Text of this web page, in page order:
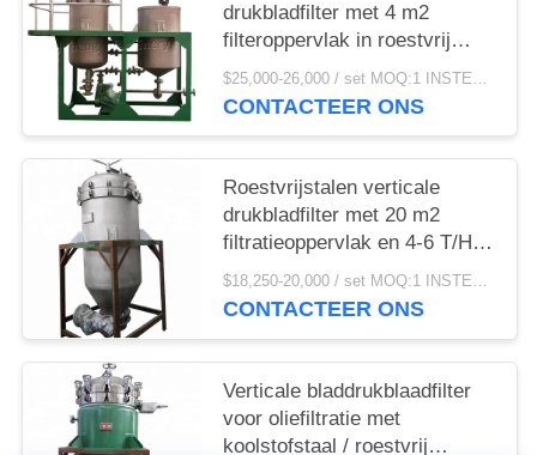
drukbladfilter met 4 m2
filteroppervlak in roestvrij
staal 304
CONTACTEER ONS
Roestvrijstalen verticale
drukbladfilter met 20 m2
filtratieoppervlak en 4-6 T/H
verwerkingscapaciteit
$18,250-20,000 / set MOQ:1 INSTELLEN
CONTACTEER ONS
Verticale bladdrukblaadfilter
voor oliefiltratie met
koolstofstaal / roestvrij